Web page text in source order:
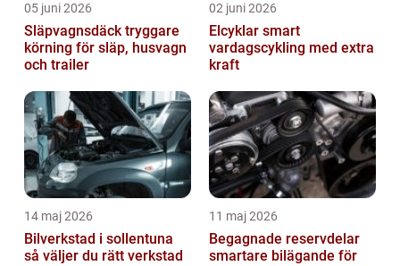
05 juni 2026
Släpvagnsdäck tryggare
körning för släp, husvagn
och trailer
02 juni 2026
Elcyklar smart
vardagscykling med extra
kraft
14 maj 2026
Bilverkstad i sollentuna
så väljer du rätt verkstad
11 maj 2026
Begagnade reservdelar
smartare bilägande för